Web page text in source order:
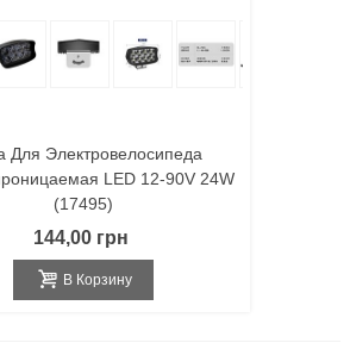
Для Электровелосипеда
LED 12-90V 24W
(17495)
144,00 грн
В Корзину